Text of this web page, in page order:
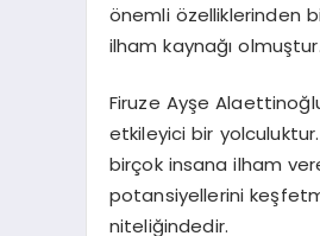
önemli özelliklerinden
ilham kaynağı olmuştur.
Firuze Ayşe
etkileyici bir
birçok insana ilham
potansiyellerini
niteliğindedir.